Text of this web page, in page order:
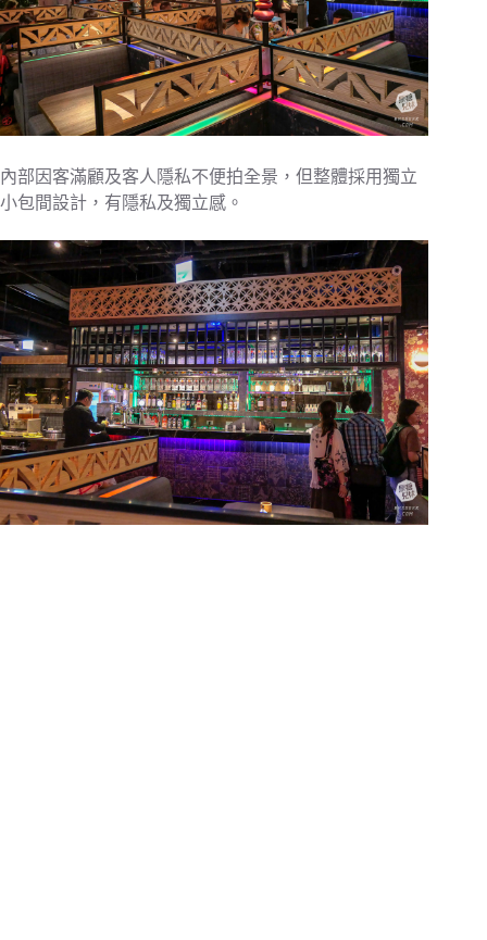
內部因客滿顧及客人隱私不便拍全景，但整體採用獨立
小包間設計，有隱私及獨立感。